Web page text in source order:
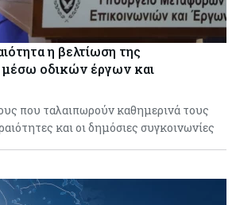
η βελτίωση της
μέσω οδικών έργων και
που ταλαιπωρούν καθημερινά τους
και οι δημόσιες συγκοινωνίες